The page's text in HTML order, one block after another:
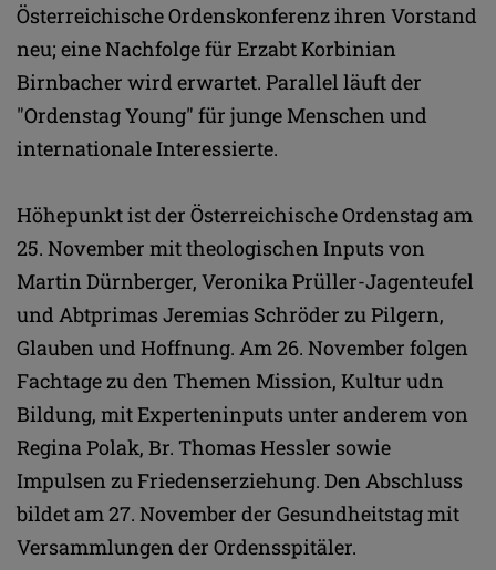
Österreichische Ordenskonferenz ihren Vorstand
neu; eine Nachfolge für Erzabt Korbinian
Birnbacher wird erwartet. Parallel läuft der
"Ordenstag Young" für junge Menschen und
internationale Interessierte.
Höhepunkt ist der Österreichische Ordenstag am
25. November mit theologischen Inputs von
Martin Dürnberger, Veronika Prüller-Jagenteufel
und Abtprimas Jeremias Schröder zu Pilgern,
Glauben und Hoffnung. Am 26. November folgen
Fachtage zu den Themen Mission, Kultur udn
Bildung, mit Experteninputs unter anderem von
Regina Polak, Br. Thomas Hessler sowie
Impulsen zu Friedenserziehung. Den Abschluss
bildet am 27. November der Gesundheitstag mit
Versammlungen der Ordensspitäler.